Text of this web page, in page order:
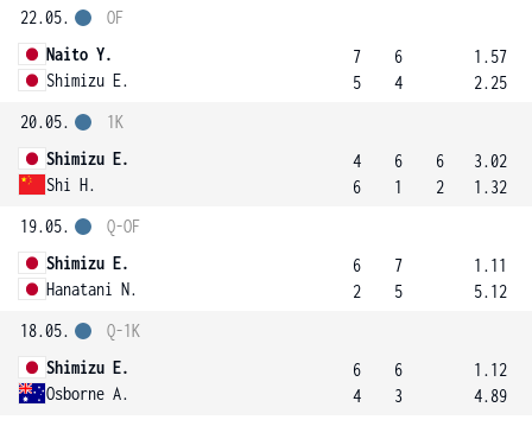
22.05.
Naito Y.
Shimizu E.
OF
7
5
6
4
1.57
2.25
20.05.
Shimizu E.
Shi H.
1K
4
6
6
1
6
2
3.02
1.32
19.05.
Shimizu E.
Hanatani N.
Q-OF
6
2
7
5
1.11
5.12
18.05.
Shimizu E.
Osborne A.
Q-1K
6
4
6
3
1.12
4.89